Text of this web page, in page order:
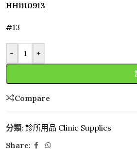
HH1110913
#13
- +
Compare
分類: 診所用品 Clinic Supplies
Share: